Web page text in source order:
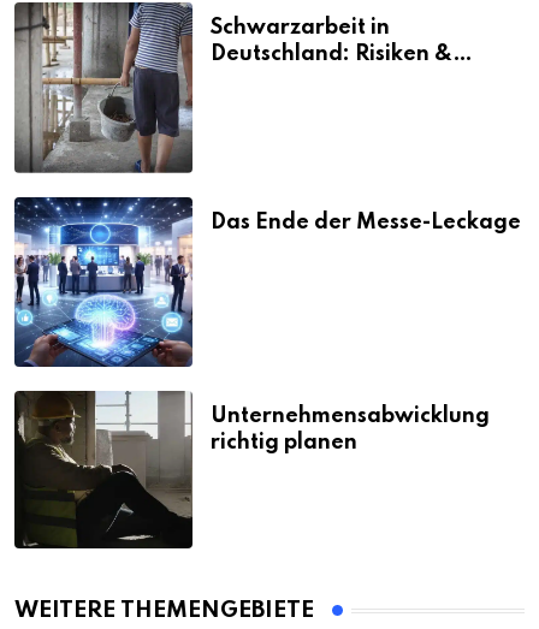
Schwarzarbeit in
Deutschland: Risiken &
Das Ende der Messe-Leckage
Unternehmensabwicklung
richtig planen
WEITERE THEMENGEBIETE